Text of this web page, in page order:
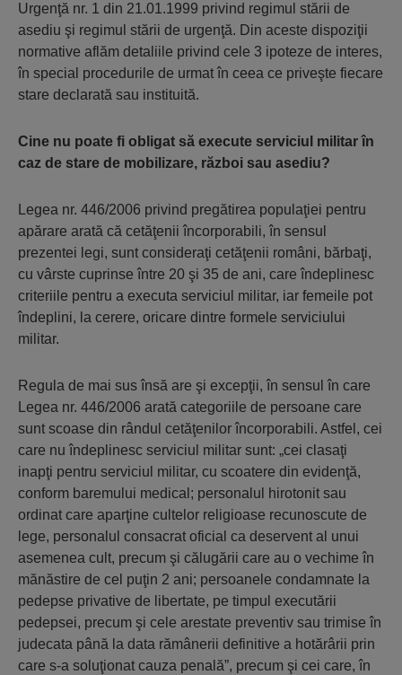
Urgenţă nr. 1 din 21.01.1999 privind regimul stării de
asediu şi regimul stării de urgenţă. Din aceste dispoziţii
normative aflăm detaliile privind cele 3 ipoteze de interes,
în special procedurile de urmat în ceea ce priveşte fiecare
stare declarată sau instituită.
Cine nu poate fi obligat să execute serviciul militar în
caz de stare de mobilizare, război sau asediu?
Legea nr. 446/2006 privind pregătirea populaţiei pentru
apărare arată că cetăţenii încorporabili, în sensul
prezentei legi, sunt consideraţi cetăţenii români, bărbaţi,
cu vârste cuprinse între 20 şi 35 de ani, care îndeplinesc
criteriile pentru a executa serviciul militar, iar femeile pot
îndeplini, la cerere, oricare dintre formele serviciului
militar.
Regula de mai sus însă are şi excepţii, în sensul în care
Legea nr. 446/2006 arată categoriile de persoane care
sunt scoase din rândul cetăţenilor încorporabili. Astfel, cei
care nu îndeplinesc serviciul militar sunt: „cei clasaţi
inapţi pentru serviciul militar, cu scoatere din evidenţă,
conform baremului medical; personalul hirotonit sau
ordinat care aparţine cultelor religioase recunoscute de
lege, personalul consacrat oficial ca deservent al unui
asemenea cult, precum şi călugării care au o vechime în
mănăstire de cel puţin 2 ani; persoanele condamnate la
pedepse privative de libertate, pe timpul executării
pedepsei, precum şi cele arestate preventiv sau trimise în
judecata până la data rămânerii definitive a hotărârii prin
care s-a soluţionat cauza penală”, precum şi cei care, în